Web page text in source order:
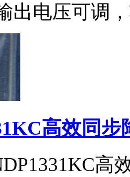
出电压可调
高效同
高